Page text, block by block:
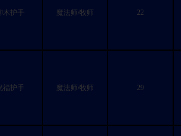
木护手 魔法师/牧师 22
福护手 魔法师/牧师 29